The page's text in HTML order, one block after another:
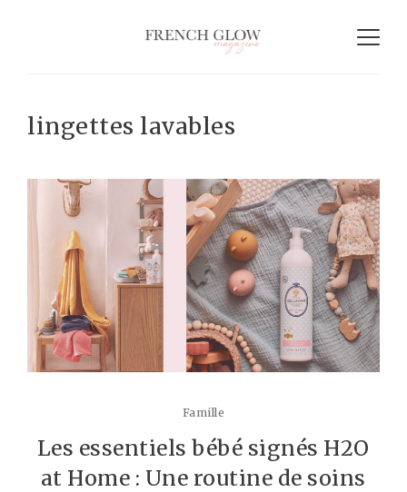
lingettes lavables
Famille
Les essentiels bébé signés H2O
at Home : Une routine de soins